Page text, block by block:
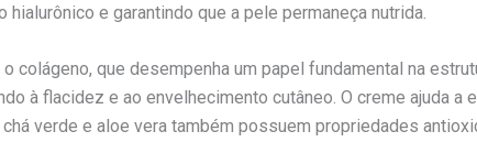
e garantindo que a pele permaneça nutrida.
colágeno, que desempenha um papel fundamental na
à flacidez e ao envelhecimento cutâneo. O creme ajuda
verde e aloe vera também possuem propriedades